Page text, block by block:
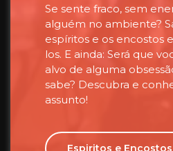
Se sente fraco, sem
alguém no ambiente?
espíritos e os encostos
los. E ainda: Será que
alvo de alguma
sabe? Descubra e
assunto!
Espiritos e Encostos